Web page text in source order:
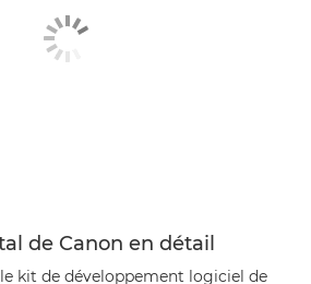
de Canon en détail
kit de développement logiciel de